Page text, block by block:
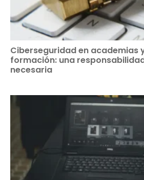
Ciberseguridad en academias
formación: una
necesaria